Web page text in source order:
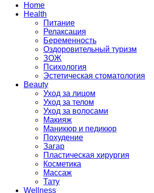
Home
Health
Питание
Релаксация
Беременность
Оздоровительный туризм
ЗОЖ
Психология
Эстетическая стоматология
Beauty
Уход за лицом
Уход за телом
Уход за волосами
Макияж
Маникюр и педикюр
Похудение
Загар
Пластическая хирургия
Косметика
Массаж
Тату
Wellness